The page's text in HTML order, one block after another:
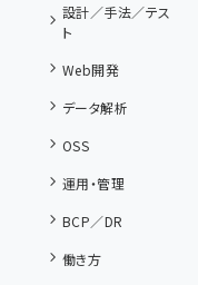
設計／手法／テス
ト
Web開発
データ解析
OSS
運用・管理
BCP／DR
働き方